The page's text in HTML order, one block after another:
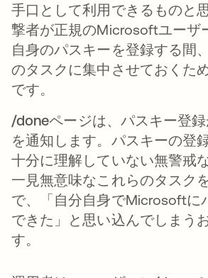
手口として利用できるものと
撃者が正規のMicrosoftユーザ
自身のパスキーを登録する間
のタスクに集中させておくた
です。
/doneページは、パスキー登
を通知します。パスキーの登
十分に理解していない無警戒
一見無意味なこれらのタスク
で、「自分自身でMicrosoftに
できた」と思い込んでしまう
す。